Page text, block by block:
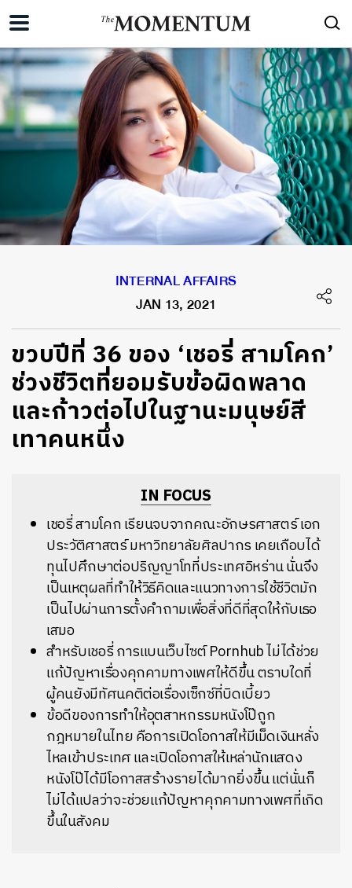
INTERNAL AFFAIRS
JAN 13, 2021
ขวบปีที่ 36 ของ ‘เชอรี่ สามโคก’
ช่วงชีวิตที่ยอมรับข้อผิดพลาด
และก้าวต่อไปในฐานะมนุษย์สี
เทาคนหนึ่ง
IN FOCUS
เชอรี่ สามโคก เรียนจบจากคณะอักษรศาสตร์ เอก
ประวัติศาสตร์ มหาวิทยาลัยศิลปากร เคยเกือบได้
ทุนไปศึกษาต่อปริญญาโทที่ประเทศอิหร่าน นั่นจึง
เป็นเหตุผลที่ทำให้วิธีคิดและแนวทางการใช้ชีวิตมัก
เป็นไปผ่านการตั้งคำถามเพื่อสิ่งที่ดีที่สุดให้กับเธอ
เสมอ
สำหรับเชอรี่ การแบนเว็บไซต์ Pornhub ไม่ได้ช่วย
แก้ปัญหาเรื่องคุกคามทางเพศให้ดีขึ้น ตราบใดที่
ผู้คนยังมีทัศนคติต่อเรื่องเซ็กซ์ที่บิดเบี้ยว
ข้อดีของการทำให้อุตสาหกรรมหนังโป๊ถูก
กฎหมายในไทย คือการเปิดโอกาสให้มีเม็ดเงินหลั่ง
ไหลเข้าประเทศ และเปิดโอกาสให้เหล่านักแสดง
หนังโป๊ได้มีโอกาสสร้างรายได้มากยิ่งขึ้น แต่นั่นก็
ไม่ได้แปลว่าจะช่วยแก้ปัญหาคุกคามทางเพศที่เกิด
ขึ้นในสังคม